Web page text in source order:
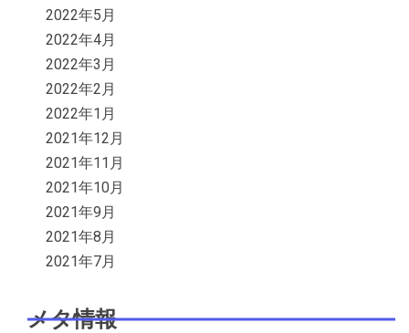
2022年5月
2022年4月
2022年3月
2022年2月
2022年1月
2021年12月
2021年11月
2021年10月
2021年9月
2021年8月
2021年7月
メタ情報